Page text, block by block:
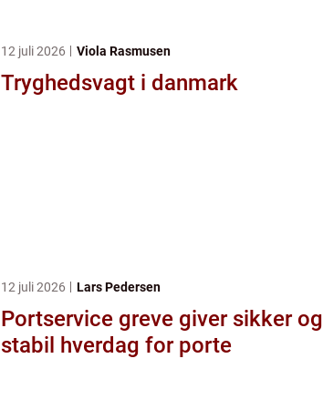
12 juli 2026 Viola Rasmusen
Tryghedsvagt i danmark
12 juli 2026 Lars Pedersen
Portservice greve giver sikker og
stabil hverdag for porte